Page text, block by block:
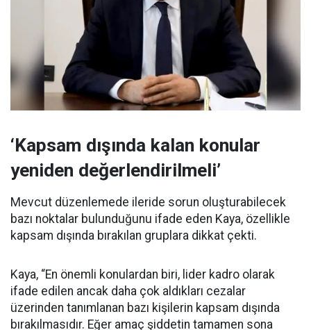
‘Kapsam dışında kalan konular
yeniden değerlendirilmeli’
Mevcut düzenlemede ileride sorun oluşturabilecek
bazı noktalar bulunduğunu ifade eden Kaya, özellikle
kapsam dışında bırakılan gruplara dikkat çekti.
Kaya, “En önemli konulardan biri, lider kadro olarak
ifade edilen ancak daha çok aldıkları cezalar
üzerinden tanımlanan bazı kişilerin kapsam dışında
bırakılmasıdır. Eğer amaç şiddetin tamamen sona